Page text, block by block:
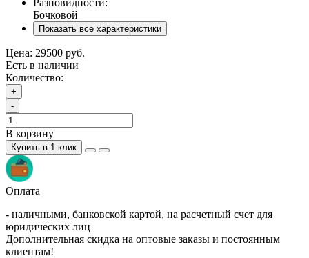
Бочковой
Показать все характеристики
Цена: 29500 руб.
Есть в наличии
Количество:
+
-
В корзину
Купить в 1 клик
Оплата
- наличными, банковской картой, на расчетный счет для
юридических лиц
Дополнительная скидка на оптовые заказы и постоянным
клиентам!